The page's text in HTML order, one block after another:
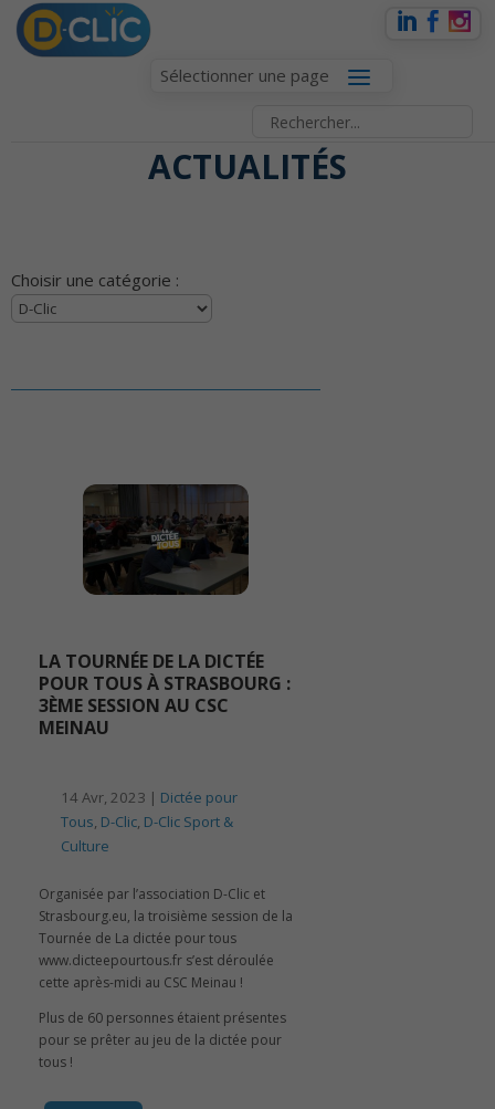
Sélectionner une page
ACTUALITÉS
Choisir une catégorie :
LA TOURNÉE DE LA DICTÉE
POUR TOUS À STRASBOURG :
3ÈME SESSION AU CSC
MEINAU
14 Avr, 2023 | Dictée pour
Tous, D-Clic, D-Clic Sport &
Culture
Organisée par l’association D-Clic et
Strasbourg.eu, la troisième session de la
Tournée de La dictée pour tous
www.dicteepourtous.fr s’est déroulée
cette après-midi au CSC Meinau !
Plus de 60 personnes étaient présentes
pour se prêter au jeu de la dictée pour
tous !